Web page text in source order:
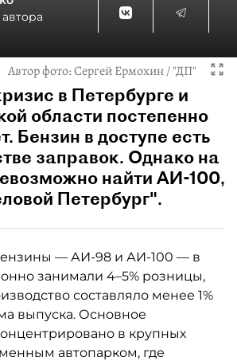
Автор фото:Сергей Ермохин / "ДП"
в Петербурге и
области постепенно
Бензин в доступе есть
заправок. Однако на
найти АИ-100,
Петербург".
— АИ-98 и АИ-100 — в
занимали 4–5% розницы,
составляло менее 1%
выпуска. Основное
в крупных
автопарком, где